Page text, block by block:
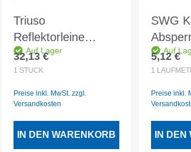
Triuso
Reflektorleine
floureszierend 2mm
50m Orange
Auf Lager
Regulärer Preis:
32,13 €
1 STÜCK
Preise inkl. MwSt. zzgl.
Versandkosten
IN DEN WARENKORB
SWG
Rot/
25lfm
Auf
5,12 €
1
Preise inkl.
IN